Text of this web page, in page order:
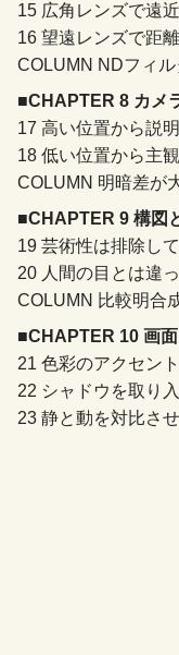
15 広角レンズで遠
16 望遠レンズで距
COLUMN NDフィ
■CHAPTER 8 カメ
17 高い位置から説
18 低い位置から主
COLUMN 明暗差が
■CHAPTER 9 構図
19 芸術性は排除し
20 人間の目とは違
COLUMN 比較明合
■CHAPTER 10 画
21 色彩のアクセン
22 シャドウを取り
23 静と動を対比さ